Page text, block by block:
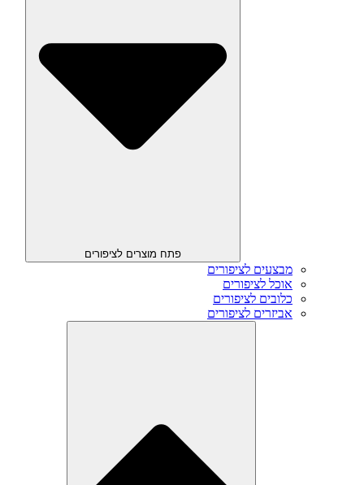
פתח מוצרים לציפורים
מבצעים לציפורים
אוכל לציפורים
כלובים לציפורים
אביזרים לציפורים